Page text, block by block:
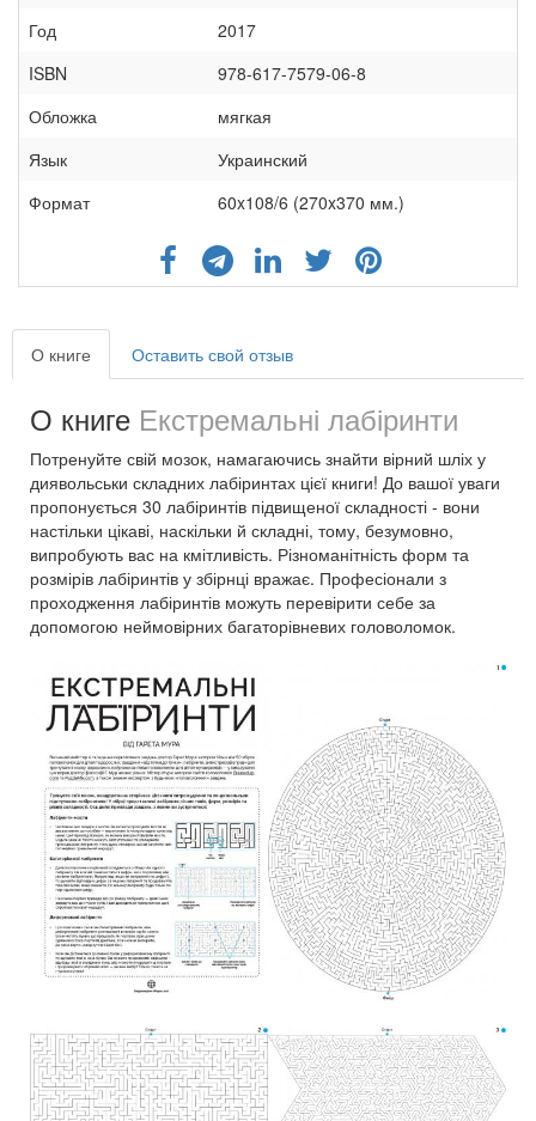
Год
2017
ISBN
978-617-7579-06-8
Обложка
мягкая
Язык
Украинский
Формат
60x108/6 (270x370 мм.)
О книге Оставить свой отзыв
О книге Екстремальні лабіринти
Потренуйте свій мозок, намагаючись знайти вірний шліх у
диявольськи складних лабіринтах цієї книги! До вашої уваги
пропонується 30 лабіринтів підвищеної складності - вони
настільки цікаві, наскільки й складні, тому, безумовно,
випробують вас на кмітливість. Різноманітність форм та
розмірів лабіринтів у збірнці вражає. Професіонали з
проходження лабіринтів можуть перевірити себе за
допомогою неймовірних багаторівневих головоломок.